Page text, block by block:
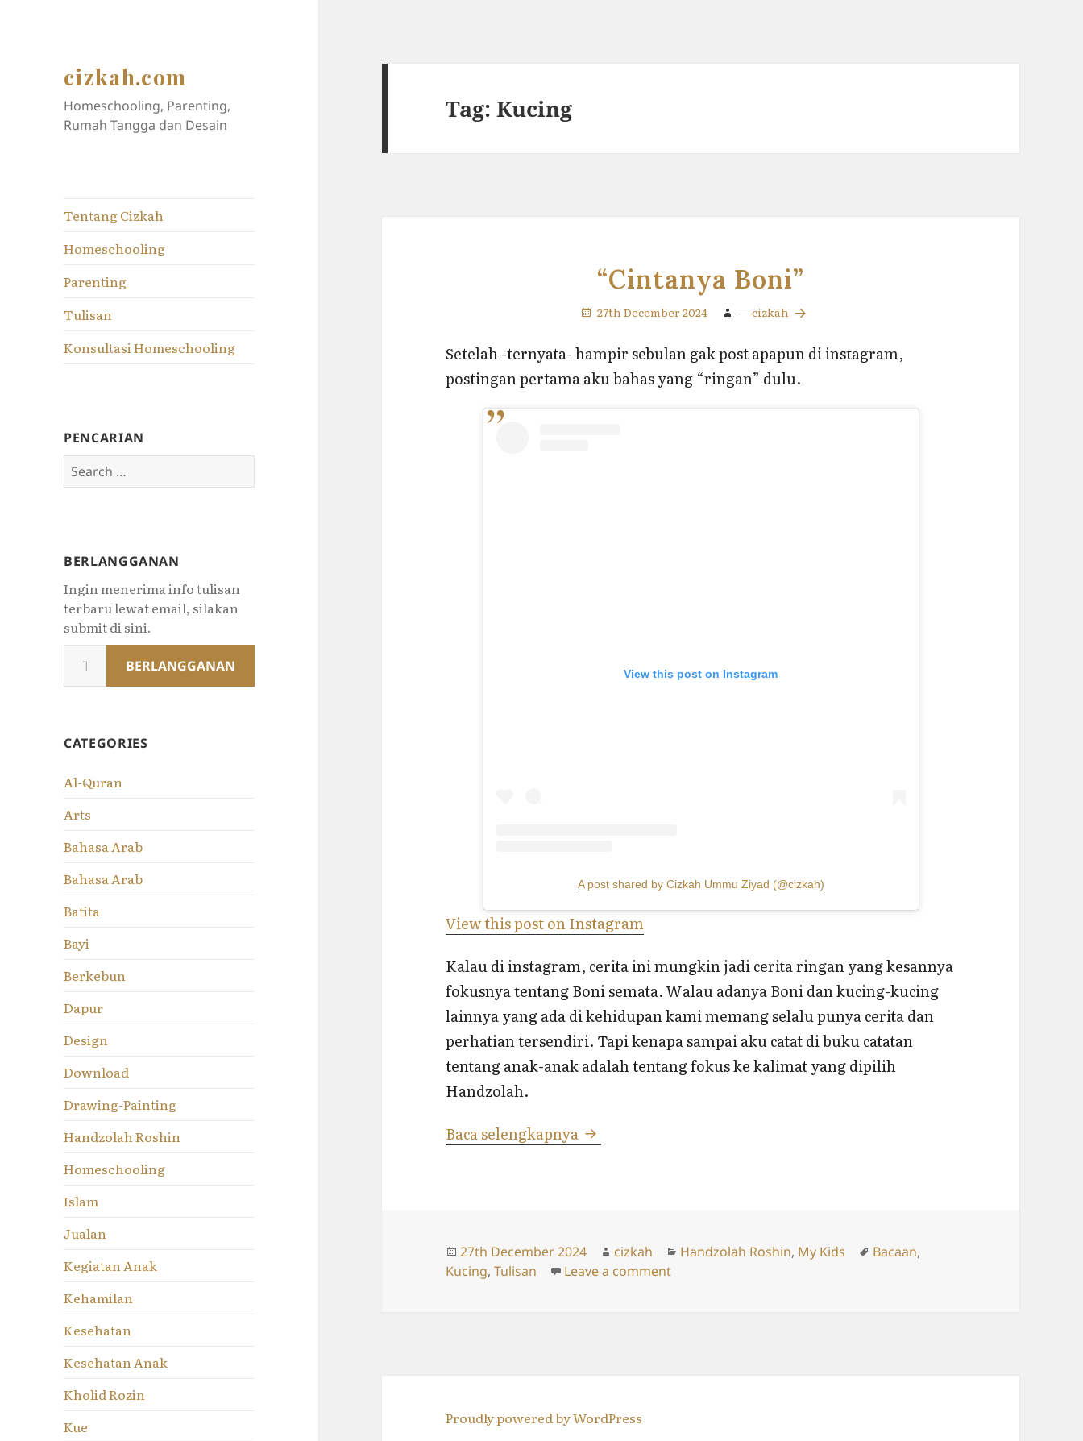
cizkah.com
Homeschooling, Parenting,
Rumah Tangga dan Desain
Tentang Cizkah
Homeschooling
Parenting
Tulisan
Konsultasi Homeschooling
PENCARIAN
Search
for:
BERLANGGANAN
Ingin menerima info tulisan
terbaru lewat email, silakan
submit di sini.
your
email…
BERLANGGANAN
CATEGORIES
Al-Quran
Arts
Bahasa Arab
Bahasa Arab
Batita
Bayi
Berkebun
Dapur
Design
Download
Drawing-Painting
Handzolah Roshin
Homeschooling
Islam
Jualan
Kegiatan Anak
Kehamilan
Kesehatan
Kesehatan Anak
Kholid Rozin
Kue
Tag:Kucing
“Cintanya Boni”
27th December 2024 —cizkah
Setelah -ternyata- hampir sebulan gak post apapun di instagram,
postingan pertama aku bahas yang “ringan” dulu.
View this post on Instagram
A post shared by Cizkah Ummu Ziyad (@cizkah)
View this post on Instagram
Kalau di instagram, cerita ini mungkin jadi cerita ringan yang kesannya
fokusnya tentang Boni semata. Walau adanya Boni dan kucing-kucing
lainnya yang ada di kehidupan kami memang selalu punya cerita dan
perhatian tersendiri. Tapi kenapa sampai aku catat di buku catatan
tentang anak-anak adalah tentang fokus ke kalimat yang dipilih
Handzolah.
Baca selengkapnya “Cintanya Boni”
Posted
on
27th December 2024 Author
cizkah Categories
Handzolah Roshin, My Kids Tags
Bacaan,
Kucing,Tulisan Leave a commenton “Cintanya Boni”
Proudly powered by WordPress